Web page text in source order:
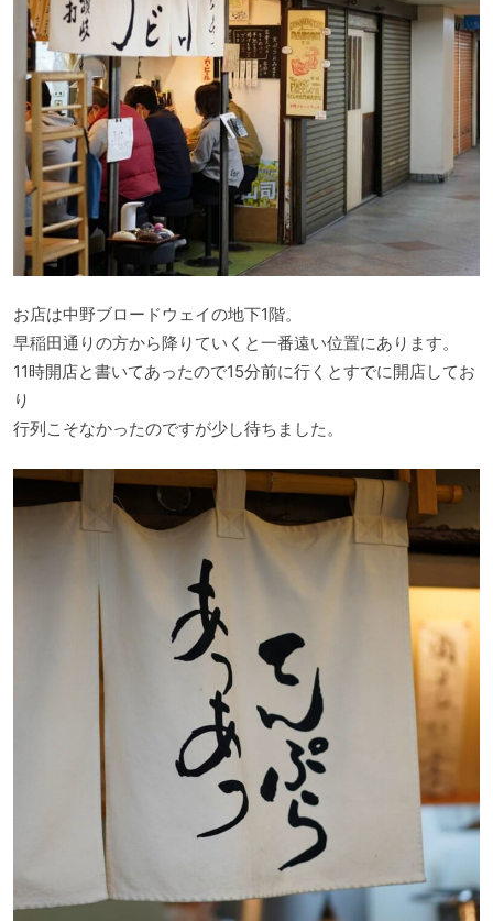
お店は中野ブロードウェイの地下1階。
早稲田通りの方から降りていくと一番遠い位置にあります。
11時開店と書いてあったので15分前に行くとすでに開店してお
り
行列こそなかったのですが少し待ちました。